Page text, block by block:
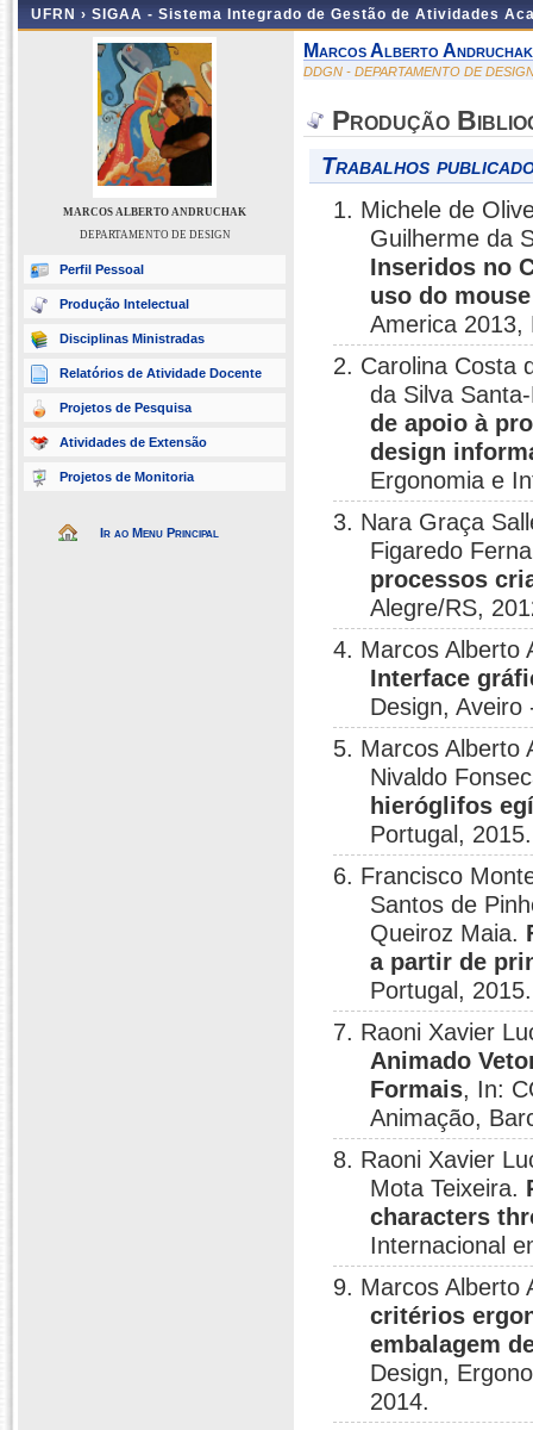
UFRN › SIGAA - Sistema Integrado de Gestão de Atividades
MARCOS ALBERTO ANDRUCHAK
DEPARTAMENTO DE DESIGN
Perfil Pessoal
Produção Intelectual
Disciplinas Ministradas
Relatórios de Atividade Docente
Projetos de Pesquisa
Atividades de Extensão
Projetos de Monitoria
Ir ao Menu Principal
Marcos Alberto Andruchak
DDGN - DEPARTAMENTO DE
Produção
Trabalhos
1. Michele de
Guilherme da
Inseridos no
uso do
America 2013,
2. Carolina Costa
da Silva
de apoio à
design
Ergonomia e
3. Nara Graça
Figaredo
processos
Alegre/RS,
4. Marcos Alberto
Interface
Design,
5. Marcos Alberto
Nivaldo
hieróglifos
Portugal, 2015.
6. Francisco
Santos de
Queiroz Maia.
a partir de
Portugal, 2015.
7. Raoni Xavier
Animado
Formais, In:
Animação,
8. Raoni Xavier
Mota Teixeira.
characters
Internacional
9. Marcos Alberto
critérios
embalagem
Design,
2014.